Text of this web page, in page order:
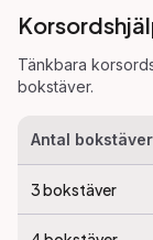
Tänkbara
bokstäver.
Antal bokstäver
3bokstäver